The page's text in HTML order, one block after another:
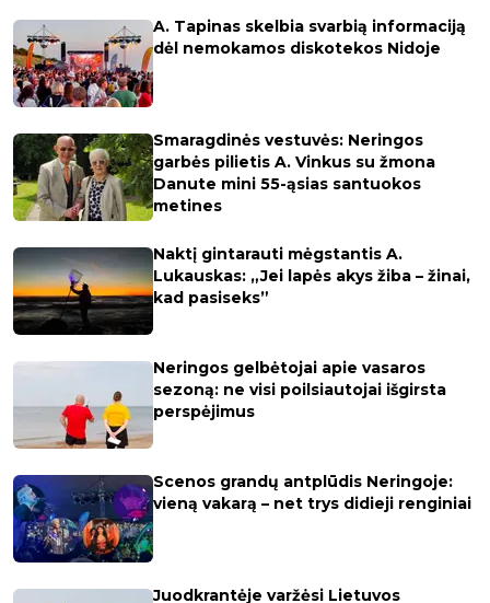
A. Tapinas skelbia svarbią informaciją
dėl nemokamos diskotekos Nidoje
Smaragdinės vestuvės: Neringos
garbės pilietis A. Vinkus su žmona
Danute mini 55-ąsias santuokos
metines
Naktį gintarauti mėgstantis A.
Lukauskas: „Jei lapės akys žiba – žinai,
kad pasiseks”
Neringos gelbėtojai apie vasaros
sezoną: ne visi poilsiautojai išgirsta
perspėjimus
Scenos grandų antplūdis Neringoje:
vieną vakarą – net trys didieji renginiai
Juodkrantėje varžėsi Lietuvos